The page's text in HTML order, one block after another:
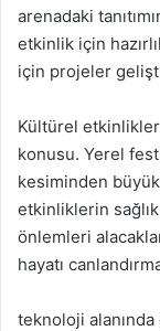
arenadaki
etkinlik için
için projeler
Kültürel
konusu. Yerel
kesiminden
etkinliklerin
önlemleri
hayatı
teknoloji